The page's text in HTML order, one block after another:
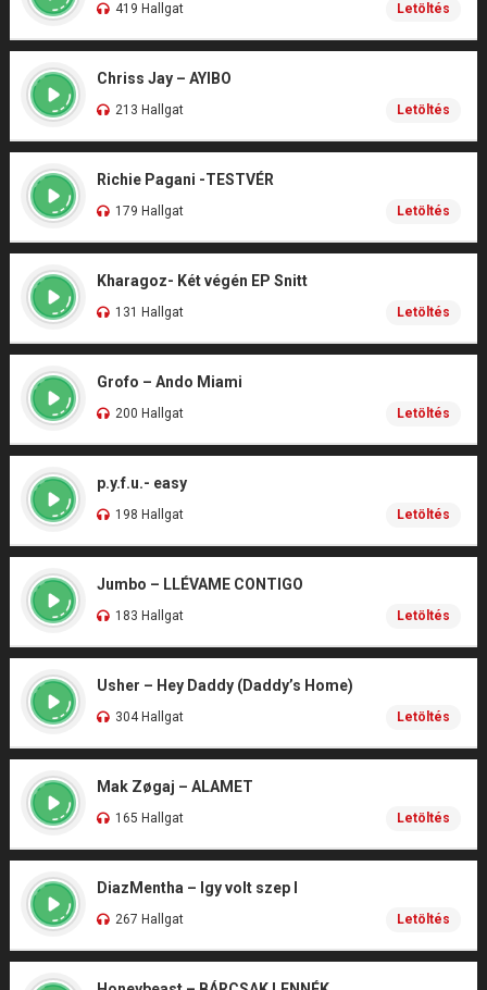
419 Hallgat Letöltés
Chriss Jay – AYIBO
213 Hallgat Letöltés
Richie Pagani -TESTVÉR
179 Hallgat Letöltés
Kharagoz- Két végén EP Snitt
131 Hallgat Letöltés
Grofo – Ando Miami
200 Hallgat Letöltés
p.y.f.u.- easy
198 Hallgat Letöltés
Jumbo – LLÉVAME CONTIGO
183 Hallgat Letöltés
Usher – Hey Daddy (Daddy’s Home)
304 Hallgat Letöltés
Mak Zøgaj – ALAMET
165 Hallgat Letöltés
DiazMentha – Igy volt szep I
267 Hallgat Letöltés